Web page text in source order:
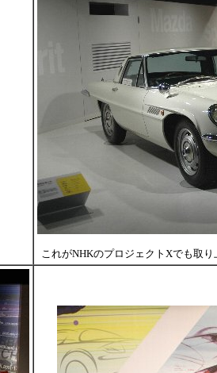
これがNHKのプロジェクトXでも取